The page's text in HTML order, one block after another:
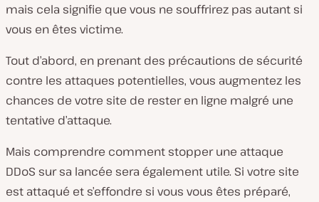
mais cela signifie que vous ne souffrirez pas autant si
vous en êtes victime.
Tout d’abord, en prenant des précautions de sécurité
contre les attaques potentielles, vous augmentez les
chances de votre site de rester en ligne malgré une
tentative d’attaque.
Mais comprendre comment stopper une attaque
DDoS sur sa lancée sera également utile. Si votre site
est attaqué et s’effondre si vous vous êtes préparé,